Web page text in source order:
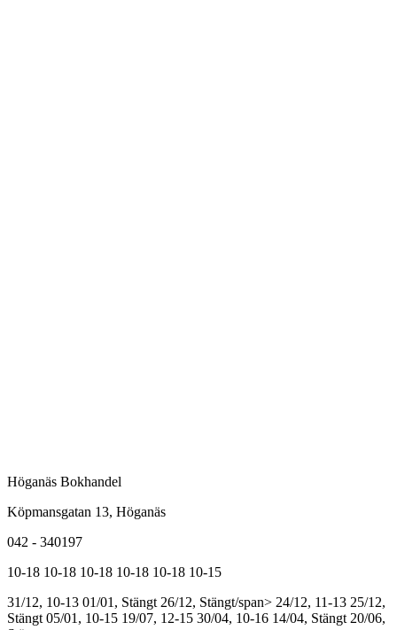
Höganäs Bokhandel
Köpmansgatan 13, Höganäs
042 - 340197
10-18 10-18 10-18 10-18 10-18 10-15
31/12, 10-13 01/01, Stängt 26/12, Stängt/span> 24/12, 11-13 25/12,
Stängt 05/01, 10-15 19/07, 12-15 30/04, 10-16 14/04, Stängt 20/06,